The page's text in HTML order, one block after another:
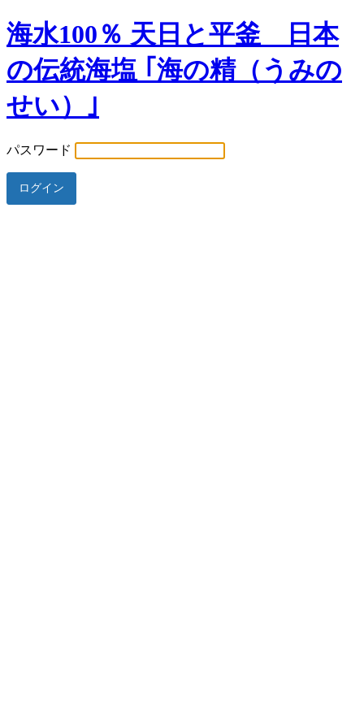
海水100％ 天日と平釜 日本
の伝統海塩 ｢海の精（うみの
せい）｣
パスワード